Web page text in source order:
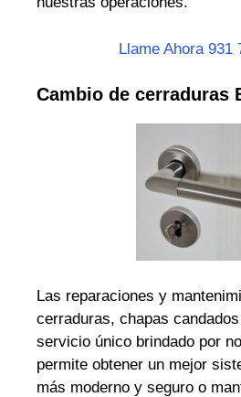
Llame Ahora 931
Cambio de cerraduras
Las reparaciones y
cerraduras, chapas
servicio único brindado por
permite obtener un mejor
más moderno y seguro o